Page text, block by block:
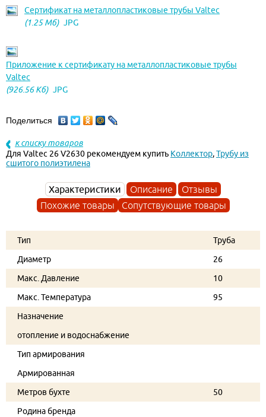
Сертификат на металлопластиковые трубы Valtec
(1.25 Мб) JPG
Приложение к сертификату на металлопластиковые трубы
Valtec
(926.56 Кб) JPG
Поделиться
к списку товаров
Для Valtec 26 V2630 рекомендуем купить Коллектор,Трубу из
сшитого полиэтилена
Характеристики Описание
Отзывы
Похожие товары
Сопутствующие товары
Тип
Труба
Диаметр
26
Макс. Давление
10
Макс. Температура
95
Назначение
отопление и водоснабжение
Тип армирования
Армированная
Метров бухте
50
Родина бренда